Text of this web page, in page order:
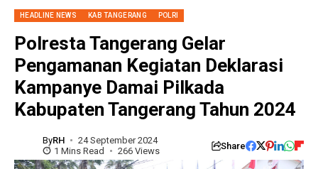
Kabupaten Tangerang Tahun 2024
HEADLINE NEWS KAB TANGERANG POLRI
Polresta Tangerang Gelar
Pengamanan Kegiatan Deklarasi
Kampanye Damai Pilkada
Kabupaten Tangerang Tahun 2024
ByRH
24 September 2024
1 Mins Read
266 Views Share